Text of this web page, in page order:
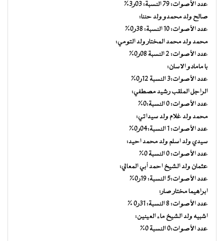
عدد الأصوات: 79 النسبة: 03ر3%
صالح ولد محمدو ولد حننا:
عدد الأصوات: 10 النسبة: 38ر0%
محمد ولد محمد المختار ولد التومي:
عدد الأصوات: 2 النسبة 08ر0%
با مامادو الاسان:
عدد الأصوات:3 النسبة 12ر0%
الراجل الملقب رشيد مصطفي:
عدد الأصوات: 0 النسبة:0%
محمد ولد غلام ولد سيداتي:
عدد الأصوات: 1 النسبة:04ر0%
سيدي ولد اسلم ولد محمد احيد:
عدد الأصوات: 0 النسبة 0%
عثمان ولد الشيخ احمد أبي المعالي:
عدد الأصوات:5 النسبة: 19ر0%
ابراهيما مختار صار:
عدد الأصوات: 8 النسبة: 31ر0 %
اشبيه ولد الشيخ ماء العينين:
عدد الأصوات:0 النسبة 0%